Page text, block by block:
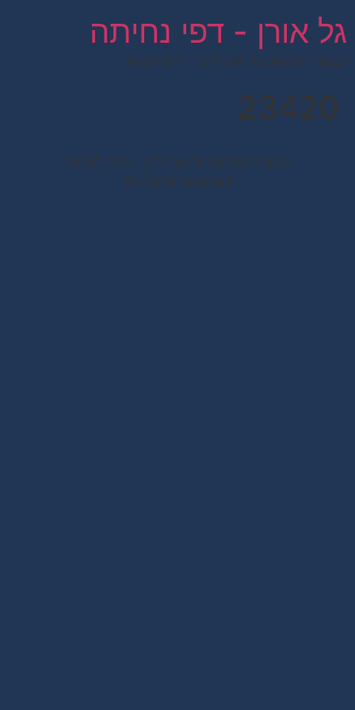
גל אורן - דפי נחיתה
קבוצת הפרסום גל אורן לרנר – דפי לקוחות
23420
קבוצת הפרסום גל אורן לרנר – דפי לקוחות
All rights reserved